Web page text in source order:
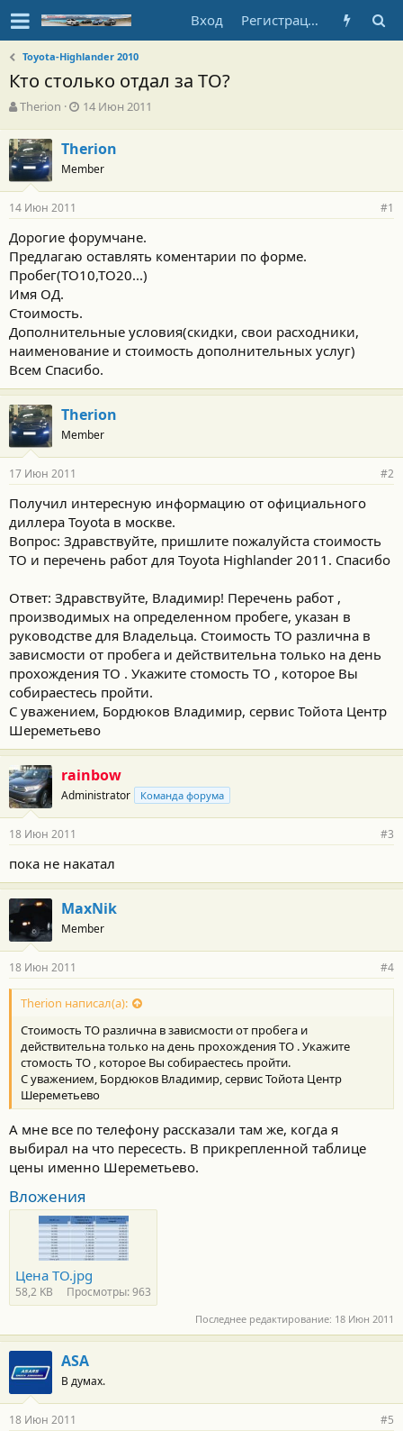
Вход Регистрация
Toyota-Highlander 2010
Кто столько отдал за ТО?
А
т
о
р
т
е
м
ы
Therion
Д
а
н
а
л
а
14 Июн 2011
Therion
Member
14 Июн 2011 #1
Дорогие форумчане.
Предлагаю оставлять коментарии по форме.
Пробег(ТО10,ТО20...)
Имя ОД.
Стоимость.
Дополнительные условия(скидки, свои расходники,
наименование и стоимость дополнительных услуг)
Всем Спасибо.
Therion
Member
17 Июн 2011 #2
Получил интересную информацию от официального
диллера Toyota в москве.
Вопрос: Здравствуйте, пришлите пожалуйста стоимость
ТО и перечень работ для Toyota Highlander 2011. Спасибо
Ответ: Здравствуйте, Владимир! Перечень работ ,
производимых на определенном пробеге, указан в
руководстве для Владельца. Стоимость ТО различна в
зависмости от пробега и действительна только на день
прохождения ТО . Укажите стомость ТО , которое Вы
собираестесь пройти.
С уважением, Бордюков Владимир, сервис Тойота Центр
Шереметьево
rainbow
Administrator Команда форума
18 Июн 2011 #3
пока не накатал
MaxNik
Member
18 Июн 2011 #4
Therion написал(а):
Стоимость ТО различна в зависмости от пробега и
действительна только на день прохождения ТО . Укажите
стомость ТО , которое Вы собираестесь пройти.
С уважением, Бордюков Владимир, сервис Тойота Центр
Шереметьево
А мне все по телефону рассказали там же, когда я
выбирал на что пересесть. В прикрепленной таблице
цены именно Шереметьево.
Вложения
Цена ТО.jpg
58,2 KB Просмотры: 963
Последнее редактирование: 18 Июн 2011
ASA
В думах.
18 Июн 2011 #5